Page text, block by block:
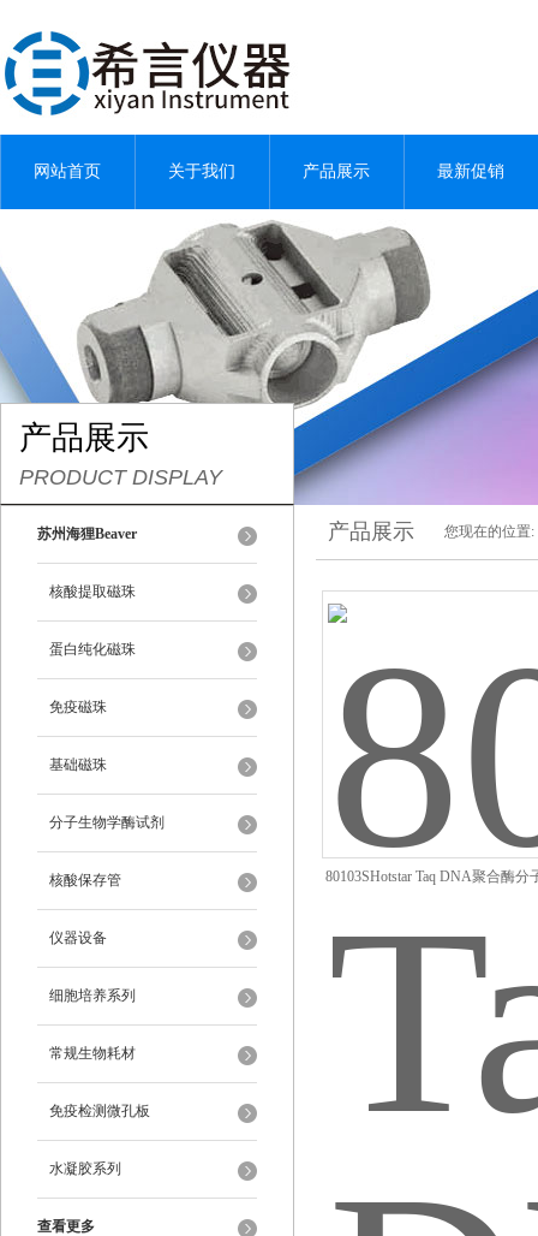
网站首页 关于我们 产品展示 最新促销
产品展示
PRODUCT DISPLAY
苏州海狸Beaver
核酸提取磁珠
蛋白纯化磁珠
免疫磁珠
基础磁珠
分子生物学酶试剂
核酸保存管
仪器设备
细胞培养系列
常规生物耗材
免疫检测微孔板
水凝胶系列
查看更多
产品展示 您现在的位置:
80103SHotstar Taq DNA聚合酶分